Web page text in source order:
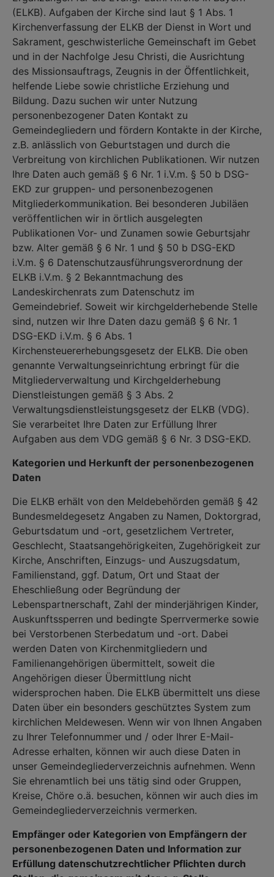
(ELKB). Aufgaben der Kirche sind laut § 1 Abs. 1
Kirchenverfassung der ELKB der Dienst in Wort und
Sakrament, geschwisterliche Gemeinschaft im Gebet
und in der Nachfolge Jesu Christi, die Ausrichtung
des Missionsauftrags, Zeugnis in der Öffentlichkeit,
helfende Liebe sowie christliche Erziehung und
Bildung. Dazu suchen wir unter Nutzung
personenbezogener Daten Kontakt zu
Gemeindegliedern und fördern Kontakte in der Kirche,
z.B. anlässlich von Geburtstagen und durch die
Verbreitung von kirchlichen Publikationen. Wir nutzen
Ihre Daten auch gemäß § 6 Nr. 1 i.V.m. § 50 b DSG-
EKD zur gruppen- und personenbezogenen
Mitgliederkommunikation. Bei besonderen Jubiläen
veröffentlichen wir in örtlich ausgelegten
Publikationen Vor- und Zunamen sowie Geburtsjahr
bzw. Alter gemäß § 6 Nr. 1 und § 50 b DSG-EKD
i.V.m. § 6 Datenschutzausführungsverordnung der
ELKB i.V.m. § 2 Bekanntmachung des
Landeskirchenrats zum Datenschutz im
Gemeindebrief. Soweit wir kirchgelderhebende Stelle
sind, nutzen wir Ihre Daten dazu gemäß § 6 Nr. 1
DSG-EKD i.V.m. § 6 Abs. 1
Kirchensteuererhebungsgesetz der ELKB. Die oben
genannte Verwaltungseinrichtung erbringt für die
Mitgliederverwaltung und Kirchgelderhebung
Dienstleistungen gemäß § 3 Abs. 2
Verwaltungsdienstleistungsgesetz der ELKB (VDG).
Sie verarbeitet Ihre Daten zur Erfüllung Ihrer
Aufgaben aus dem VDG gemäß § 6 Nr. 3 DSG-EKD.
Kategorien und Herkunft der personenbezogenen
Daten
Die ELKB erhält von den Meldebehörden gemäß § 42
Bundesmeldegesetz Angaben zu Namen, Doktorgrad,
Geburtsdatum und -ort, gesetzlichem Vertreter,
Geschlecht, Staatsangehörigkeiten, Zugehörigkeit zur
Kirche, Anschriften, Einzugs- und Auszugsdatum,
Familienstand, ggf. Datum, Ort und Staat der
Eheschließung oder Begründung der
Lebenspartnerschaft, Zahl der minderjährigen Kinder,
Auskunftssperren und bedingte Sperrvermerke sowie
bei Verstorbenen Sterbedatum und -ort. Dabei
werden Daten von Kirchenmitgliedern und
Familienangehörigen übermittelt, soweit die
Angehörigen dieser Übermittlung nicht
widersprochen haben. Die ELKB übermittelt uns diese
Daten über ein besonders geschütztes System zum
kirchlichen Meldewesen. Wenn wir von Ihnen Angaben
zu Ihrer Telefonnummer und / oder Ihrer E-Mail-
Adresse erhalten, können wir auch diese Daten in
unser Gemeindegliederverzeichnis aufnehmen. Wenn
Sie ehrenamtlich bei uns tätig sind oder Gruppen,
Kreise, Chöre o.ä. besuchen, können wir auch dies im
Gemeindegliederverzeichnis vermerken.
Empfänger oder Kategorien von Empfängern der
personenbezogenen Daten und Information zur
Erfüllung datenschutzrechtlicher Pflichten durch